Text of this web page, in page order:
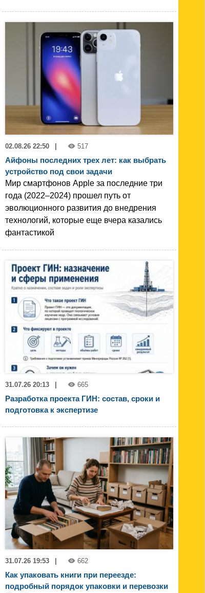
02.08.26 22:50 517
Айфоны последних трех лет: как выбрать
устройство под свои задачи
Мир смартфонов Apple за последние три
года (2022–2024) прошел путь от
эволюционного развития до внедрения
технологий, которые еще вчера казались
фантастикой
31.07.26 20:13 | 665
Разработка проекта ГИН: состав, сроки и
подготовка к экспертизе
31.07.26 19:53 662
Как упаковать книги при переезде:
подробный порядок упаковки и перевозки